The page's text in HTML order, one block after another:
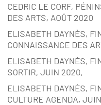
CEDRIC LE CORF,
DES ARTS, AOÛT 2020
ELISABETH DAYNÈS,
CONNAISSANCE DES
ELISABETH DAYNÈS,
SORTIR, JUIN 2020,
ELISABETH DAYNÈS,
CULTURE AGENDA,